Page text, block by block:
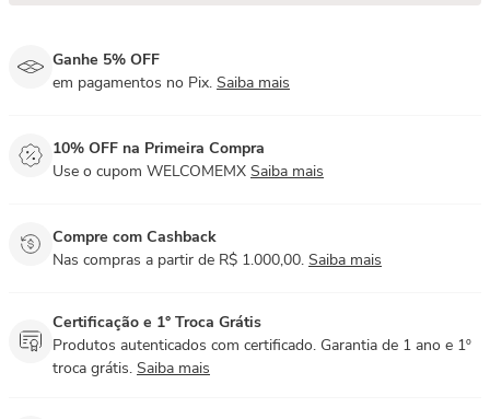
Ganhe 5% OFF
em pagamentos no Pix. Saiba mais
10% OFF na Primeira Compra
Use o cupom WELCOMEMX Saiba mais
Compre com Cashback
Nas compras a partir de R$ 1.000,00. Saiba mais
Certificação e 1° Troca Grátis
Produtos autenticados com certificado. Garantia de 1 ano e 1º
troca grátis. Saiba mais